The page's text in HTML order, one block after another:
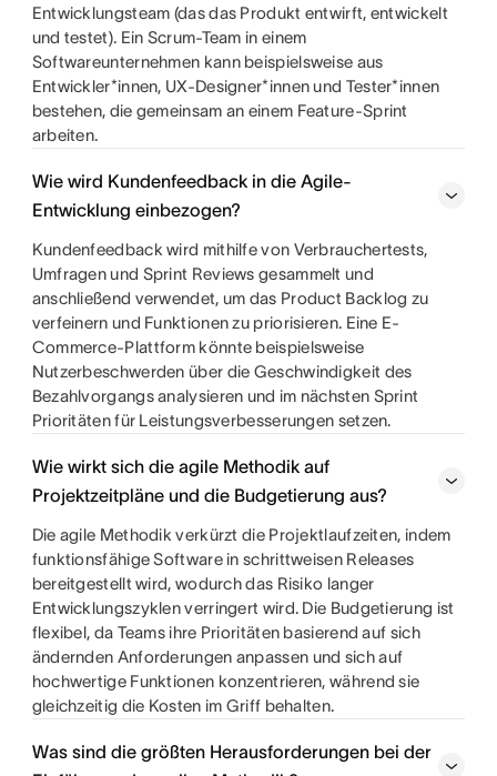
Entwicklungsteam (das das Produkt entwirft, entwickelt
und testet). Ein Scrum-Team in einem
Softwareunternehmen kann beispielsweise aus
Entwickler*innen, UX-Designer*innen und Tester*innen
bestehen, die gemeinsam an einem Feature-Sprint
arbeiten.
Wie wird Kundenfeedback in die Agile-
Entwicklung einbezogen?
Kundenfeedback wird mithilfe von Verbrauchertests,
Umfragen und Sprint Reviews gesammelt und
anschließend verwendet, um das Product Backlog zu
verfeinern und Funktionen zu priorisieren. Eine E-
Commerce-Plattform könnte beispielsweise
Nutzerbeschwerden über die Geschwindigkeit des
Bezahlvorgangs analysieren und im nächsten Sprint
Prioritäten für Leistungsverbesserungen setzen.
Wie wirkt sich die agile Methodik auf
Projektzeitpläne und die Budgetierung aus?
Die agile Methodik verkürzt die Projektlaufzeiten, indem
funktionsfähige Software in schrittweisen Releases
bereitgestellt wird, wodurch das Risiko langer
Entwicklungszyklen verringert wird. Die Budgetierung ist
flexibel, da Teams ihre Prioritäten basierend auf sich
ändernden Anforderungen anpassen und sich auf
hochwertige Funktionen konzentrieren, während sie
gleichzeitig die Kosten im Griff behalten.
Was sind die größten Herausforderungen bei der